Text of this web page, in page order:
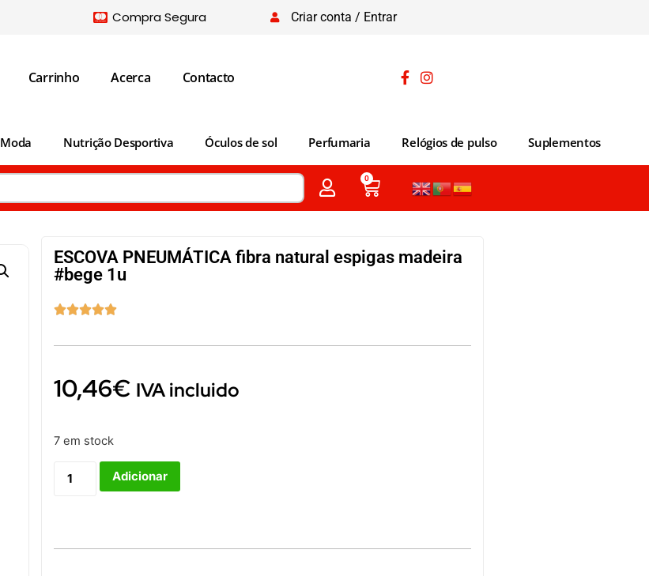
Compra Segura Criar conta / Entrar
Carrinho Acerca Contacto
Moda Nutrição Desportiva Óculos de sol Perfumaria Relógios de pulso Suplementos
0
ESCOVA PNEUMÁTICA fibra natural espigas madeira
#bege 1u

10,46€ IVA incluido
7 em stock
Adicionar